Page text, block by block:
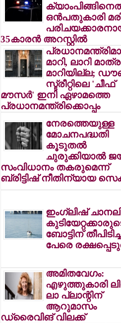
ഒന്‍പതുകാരി
35കാരന്‍ അറസ്റ്റില്‍
മാറി, ലാറി
മാറിയില്ല;
സ്ട്രീറ്റിലെ 'ചീഫ്
മൗസര്‍' ഇനി ഏഴാമത്തെ
പ്രധാനമന്ത്രിക്കൊപ്പം
നേരത്തെയുള്ള
മോചനപദ്ധതി
കൂടുതല്‍
ചുരുക്കിയാല്‍
സംവിധാനം തകരുമെന്ന്
ബ്രിട്ടിഷ് നീതിന്യായ
ഇംഗ്ലിഷ്
ബോട്ടിന്
പേരെ
അമിതവേഗം:
എഴുത്തുകാരി
ലാ പ്ലാന്റിന്
ആറുമാസം
ഡ്രൈവിങ് വിലക്ക്